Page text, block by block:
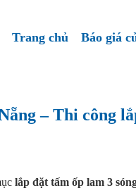
Trang chủ Báo giá
– Thi công
lắp đặt tấm ốp lam 3